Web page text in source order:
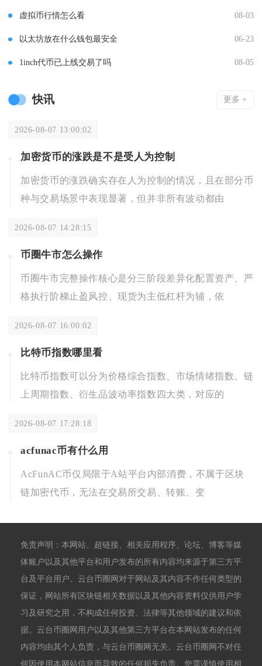
虚拟币行情怎么看 08-03
以太坊放在什么钱包最安全 06-23
1inch代币已上线交易了吗 08-05
快讯 更多 +
2026-08-07 13:00:02
加密货币的涨跌是不是受人为控制
加密货币的涨跌确实存在人为控制的情况，且在部分币
种与交易场景中表现显著，但并非所有波动都由
2026-08-07 14:28:15
币圈牛市怎么操作
币圈牛市完整操作核心是分三阶段差异化配置资产、严
格执行阶梯止盈风控、现货为主低杠杆为辅，依
2026-08-07 16:00:02
比特币指数哪里看
比特币指数可以分为价格综合指数、市场情绪指数、链
上周期指数、衍生品波动率指数四大类，对应的
2026-08-07 17:28:18
acfunac币有什么用
AcFunAC币仅局限于A站平台内部消费，不属于区块
链加密代币，无法在交易所交易、转账、变
免责声明：本网站、超链接、相关应用程序、论坛、博客等媒
体账户以及其他平台和用户发布的所有内容均来源于第三方平
台及平台用户。云台币圈网对于网站及其内容不作任何类型的
保证，网站所有区块链相关数据以及其他内容资料仅供用户学
习及研究之用，不构成任何投资、法律等其他领域的建议和依
据。云台币圈网用户以及其他第三方平台在本网站发布的任何
内容均由其个人负责，与云台币圈网无关。云台币圈网不对任
何因使用本网站信息而导致的任何损失负责。您需谨慎使用相